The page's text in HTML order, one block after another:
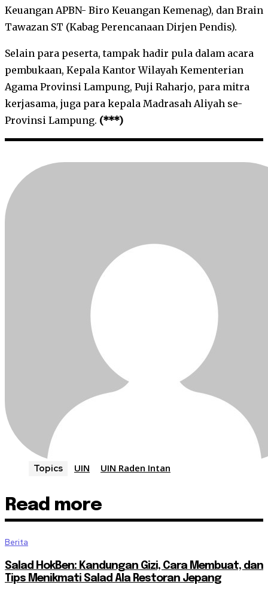
Keuangan APBN- Biro Keuangan Kemenag), dan Brain
Tawazan ST (Kabag Perencanaan Dirjen Pendis).
Selain para peserta, tampak hadir pula dalam acara
pembukaan, Kepala Kantor Wilayah Kementerian
Agama Provinsi Lampung, Puji Raharjo, para mitra
kerjasama, juga para kepala Madrasah Aliyah se-
Provinsi Lampung. (***)
Topics UIN UIN Raden Intan
Read more
Berita
Salad HokBen: Kandungan Gizi, Cara Membuat, dan
Tips Menikmati Salad Ala Restoran Jepang